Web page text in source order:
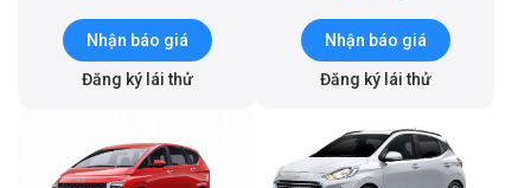
Nhận báo giá
Đăng ký lái thử
Nhận báo giá
Đăng ký lái thử